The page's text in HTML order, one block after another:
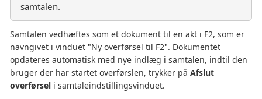
samtalen.
Samtalen vedhæftes som et dokument til en akt i F2, som er
navngivet i vinduet "Ny overførsel til F2". Dokumentet
opdateres automatisk med nye indlæg i samtalen, indtil den
bruger der har startet overførslen, trykker på Afslut
overførsel i samtaleindstillingsvinduet.